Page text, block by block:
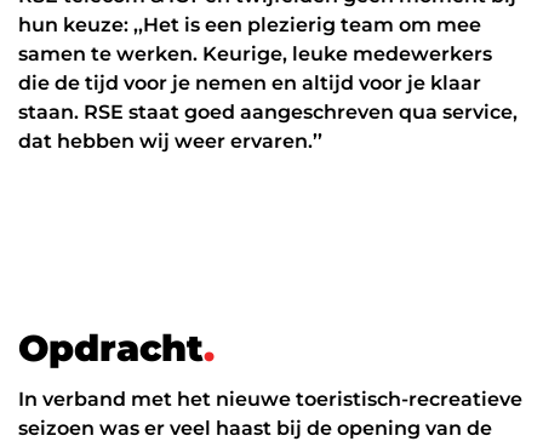
hun keuze: ,,Het is een plezierig team om mee
samen te werken. Keurige, leuke medewerkers
die de tijd voor je nemen en altijd voor je klaar
staan. RSE staat goed aangeschreven qua service,
dat hebben wij weer ervaren.’’
Opdracht.
In verband met het nieuwe toeristisch-recreatieve
seizoen was er veel haast bij de opening van de